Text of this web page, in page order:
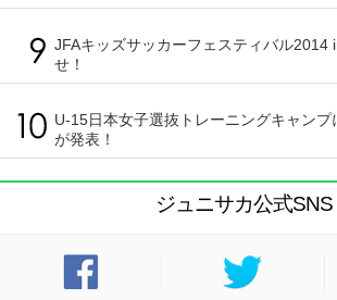
JFAキッズサッカーフェスティバル2014
せ！
U-15日本女子選抜トレーニングキャンプ
が発表！
ジュニサカ公式SNS